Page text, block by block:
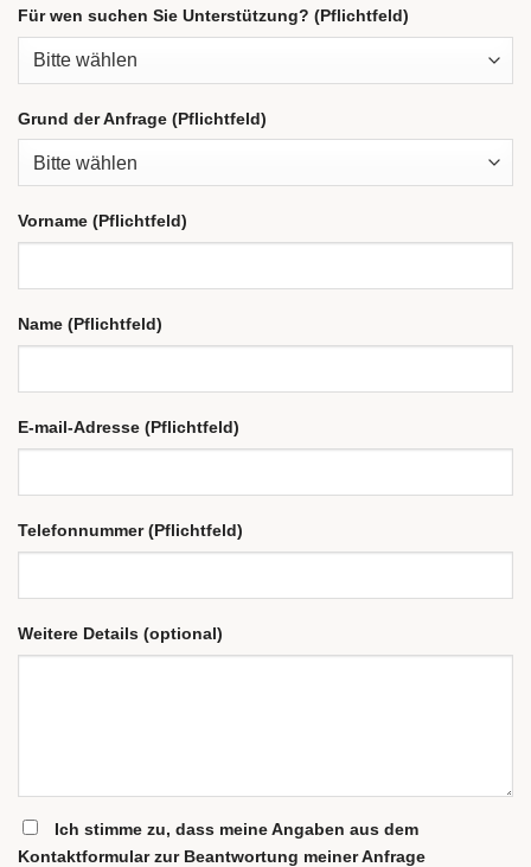
Für wen suchen Sie Unterstützung? (Pflichtfeld)
Grund der Anfrage (Pflichtfeld)
Vorname (Pflichtfeld)
Name (Pflichtfeld)
E-mail-Adresse (Pflichtfeld)
Telefonnummer (Pflichtfeld)
Weitere Details (optional)
Ich stimme zu, dass meine Angaben aus dem
Kontaktformular zur Beantwortung meiner Anfrage